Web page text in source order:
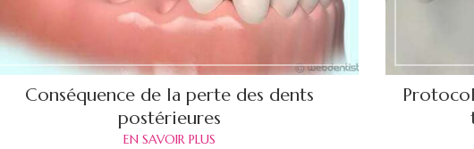
Conséquence de la perte des dents
postérieures
EN SAVOIR PLUS